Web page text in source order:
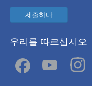
제출하다
우리를 따르십시오